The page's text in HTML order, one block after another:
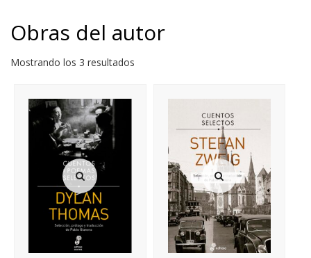
Obras del autor
Mostrando los 3 resultados